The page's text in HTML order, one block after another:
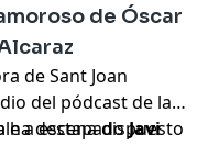
de Óscar
de Sant Joan
del pódcast de las
a escena dispuesto
ha destapadoJavi